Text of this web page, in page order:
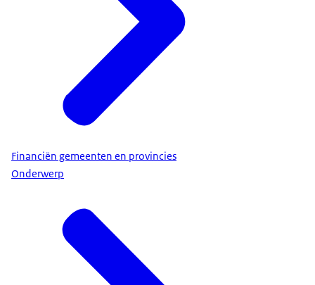
Financiën gemeenten en provincies
Onderwerp